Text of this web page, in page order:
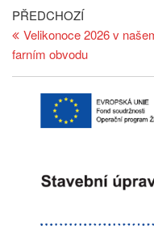
Navigace
pro
příspěvek
Předchozí
článek
PŘEDCHOZÍ
Velikonoce 2026 v
farním obvodu